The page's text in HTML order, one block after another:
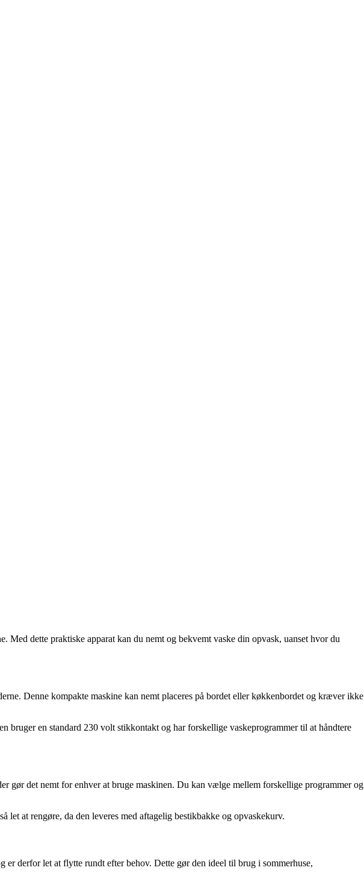
dette praktiske apparat kan du nemt og bekvemt vaske din opvask, uanset hvor du
Denne kompakte maskine kan nemt placeres på bordet eller køkkenbordet og kræver ikke
bruger en standard 230 volt stikkontakt og har forskellige vaskeprogrammer til at håndtere
gør det nemt for enhver at bruge maskinen. Du kan vælge mellem forskellige programmer og
at rengøre, da den leveres med aftagelig bestikbakke og opvaskekurv.
derfor let at flytte rundt efter behov. Dette gør den ideel til brug i sommerhuse,